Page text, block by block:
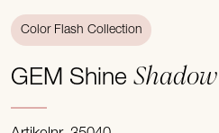
Color Flash Collection
GEM ShineShadow